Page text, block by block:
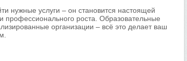
нужные услуги – он становится настоящей
роста. Образовательные
организации – всё это делает ваш